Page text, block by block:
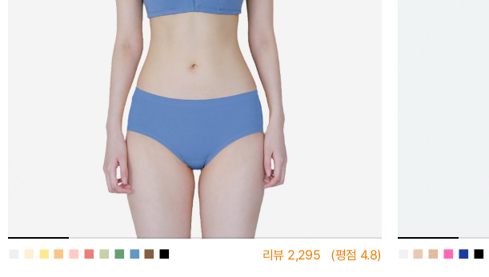
■ ■ ■ ■ ■ ■ ■ ■ ■ ■ 리뷰 2,295 (평점 4.8) ■ ■ ■ ■ ■